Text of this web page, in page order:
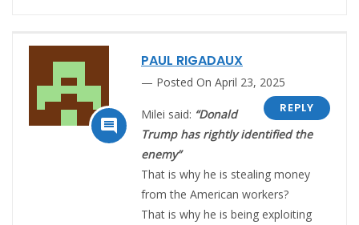

PAUL RIGADAUX
Posted On April 23, 2025
REPLY
Milei said: “Donald
Trump has rightly identified the
enemy”
That is why he is stealing money
from the American workers?
That is why he is being exploiting